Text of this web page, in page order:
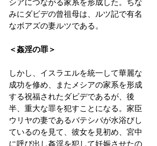
シアにつながる家系を形成した。ちな
みにダビデの曾祖母は、ルツ記で有名
なボアズの妻ルツである。
＜姦淫の罪＞
しかし、イスラエルを統一して華麗な
成功を修め、またメシアの家系を形成
する祝福されたダビデであるが、後
半、重大な罪を犯すことになる。家臣
ウリヤの妻であるバテシバが水浴びし
ているのを見て、彼女を見初め、宮中
に呼び出し姦淫を犯して妊娠させたの